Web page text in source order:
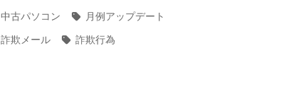
中古パソコン 月例アップデート
詐欺メール 詐欺行為